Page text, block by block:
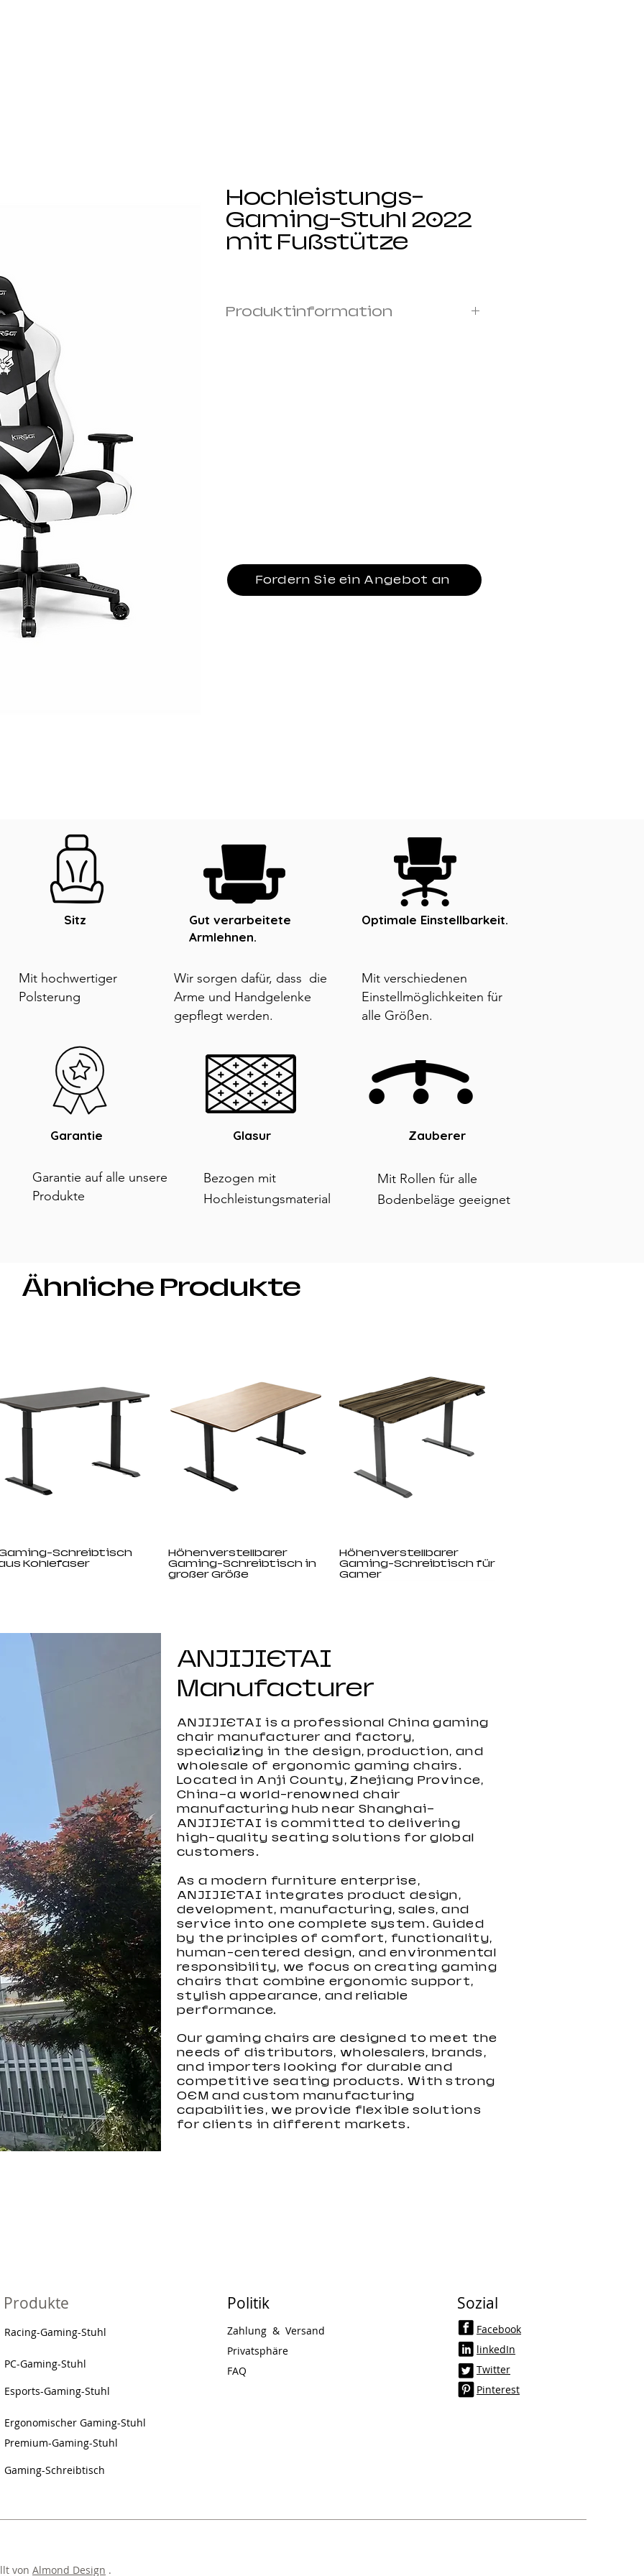
Hochleistungs-
Gaming-Stuhl 2022
mit Fußstütze
Produktinformation
Fordern Sie ein Angebot an
Sitz
Mit hochwertiger
Polsterung
Gut verarbeitete
Armlehnen.
Wir sorgen dafür, dass die
Arme und Handgelenke
gepflegt werden.
Optimale Einstellbarkeit.
Mit verschiedenen
Einstellmöglichkeiten für
alle Größen.
Garantie
Garantie auf alle unsere
Produkte
Glasur
Bezogen mit
Hochleistungsmaterial
Zauberer
Mit Rollen für alle
Bodenbeläge geeignet
Ähnliche Produkte
Schreibtisch
Kohlefaser
Höhenverstellbarer
Gaming-Schreibtisch in
großer Größe
Höhenverstellbarer
Gaming-Schreibtisch für
Gamer
RGB-Gaming-
Schreibtisch für Gamer
Gaming-Stuhl der Black-
Light-Serie
Hochleistungs-Gaming-
Stuhl 2022 mit
Fußstütze
Gaming-Stuhl mit hoher
Belastbarkeit aus China
Großhandel Gaming-
Stuhl für Kinder
Neuer PVC-
ergonomischer Gaming-
Stuhl
Großhandel Computer
Gaming-Stuhl
Gaming-Stuhl in
benutzerdefinierter
Farbe 2022
Neuer RGB-Gaming-Stuhl
2022
ANJIJIETAI
Manufacturer
ANJIJIETAI is a professional China gaming
chair manufacturer and factory,
specializing in the design, production, and
wholesale of ergonomic gaming chairs.
Located in Anji County, Zhejiang Province,
China—a world-renowned chair
manufacturing hub near Shanghai—
ANJIJIETAI is committed to delivering
high-quality seating solutions for global
customers.
As a modern furniture enterprise,
ANJIJIETAI integrates product design,
development, manufacturing, sales, and
service into one complete system. Guided
by the principles of comfort, functionality,
human-centered design, and environmental
responsibility, we focus on creating gaming
chairs that combine ergonomic support,
stylish appearance, and reliable
performance.
Our gaming chairs are designed to meet the
needs of distributors, wholesalers, brands,
and importers looking for durable and
competitive seating products. With strong
OEM and custom manufacturing
capabilities, we provide flexible solutions
for clients in different markets.
Produkte
Racing-Gaming-Stuhl
PC-Gaming-Stuhl
Esports-Gaming-Stuhl
Ergonomischer Gaming-Stuhl
Premium-Gaming-Stuhl
Gaming-Schreibtisch
Politik
Zahlung & Versand
Privatsphäre
FAQ
Sozial
Facebook
linkedIn
Twitter
Pinterest
von Almond Design .